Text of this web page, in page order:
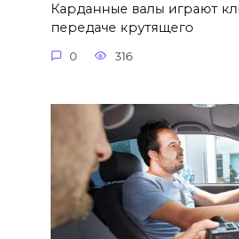
Карданные валы играют
передаче крутящего
0 316